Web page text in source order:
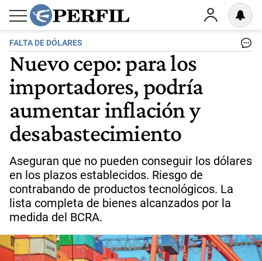
FALTA DE DÓLARES
Nuevo cepo: para los
importadores, podría
aumentar inflación y
desabastecimiento
Aseguran que no pueden conseguir los dólares
en los plazos establecidos. Riesgo de
contrabando de productos tecnológicos. La
lista completa de bienes alcanzados por la
medida del BCRA.